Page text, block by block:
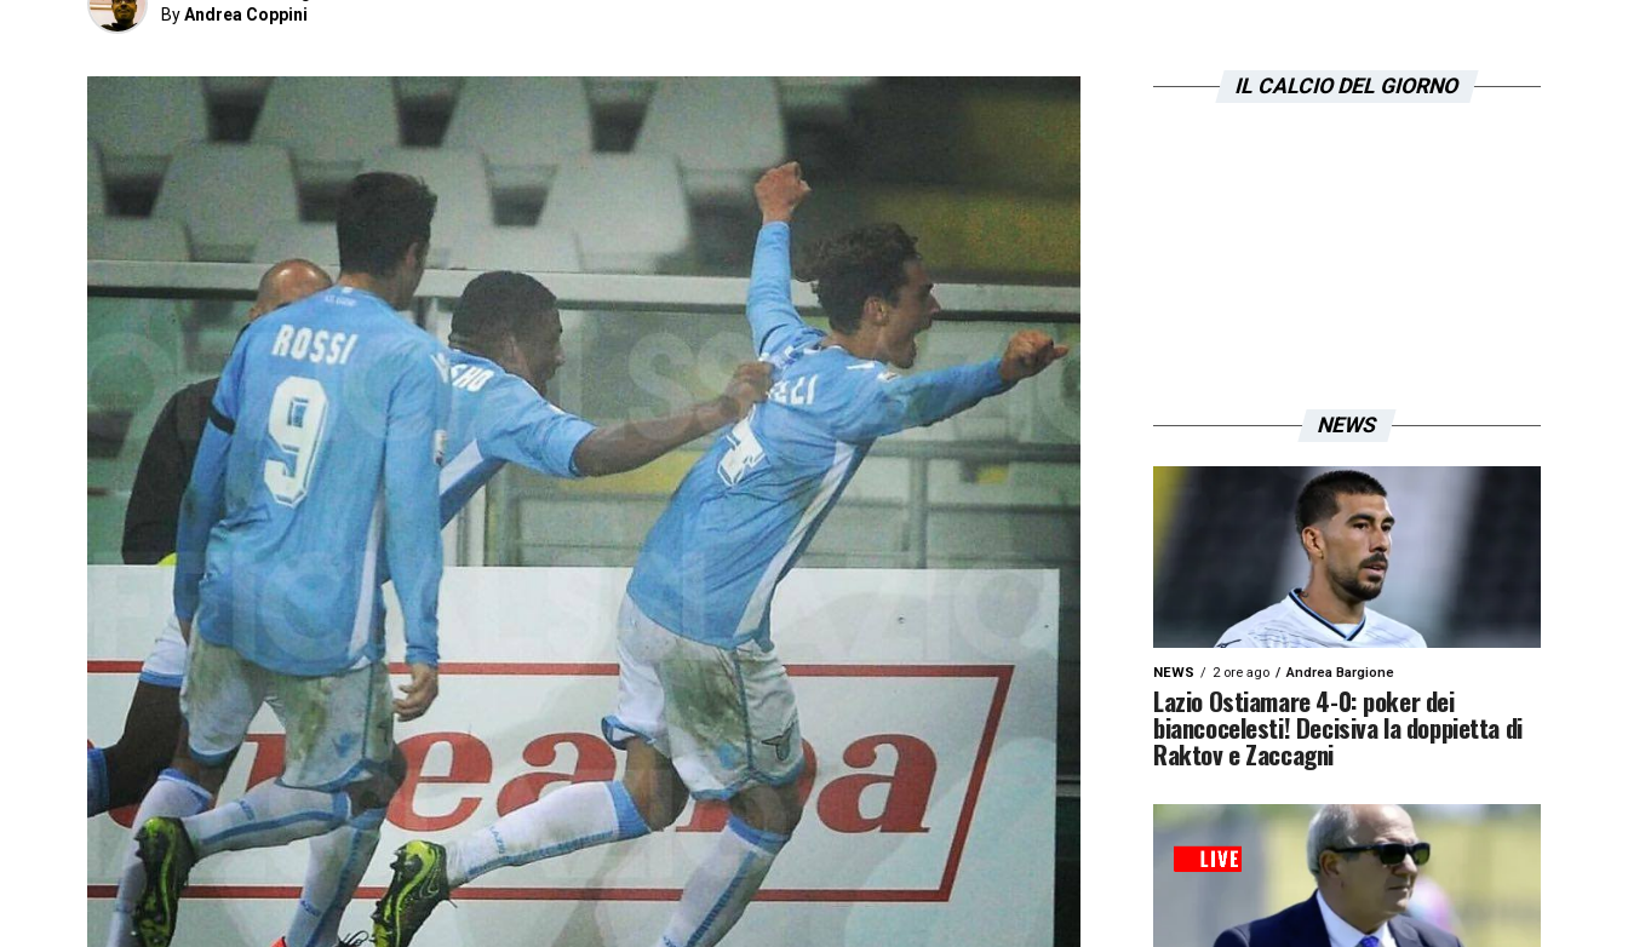
ByAndrea Coppini
IL CALCIO DEL GIORNO
NEWS
NEWS 2 ore ago Andrea Bargione
Lazio Ostiamare 4-0: poker dei
biancocelesti! Decisiva la doppietta di
Raktov e Zaccagni